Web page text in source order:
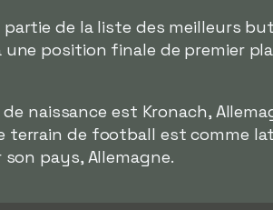
de la liste des meilleurs
une position finale de premier
naissance est Kronach,
de football est comme
pays, Allemagne.